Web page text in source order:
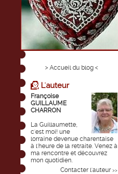
> Accueil du blog <
L'auteur
Françoise
GUILLAUME
CHARRON
La Guillaumette,
c'est moi! une
lorraine devenue charentaise
à l'heure de la retraite. Venez à
ma rencontre et découvrez
mon quotidien.
Contacter l'auteur >>